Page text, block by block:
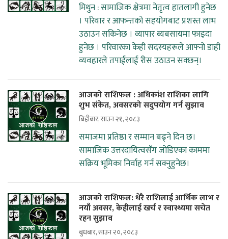
मिथुन : सामाजिक क्षेत्रमा नेतृत्व हातलागी हुनेछ
। परिवार र आफन्तको सहयोगबाट प्रशस्त लाभ
उठाउन सकिनेछ । व्यापार ब्यबसायमा फाइदा
हुनेछ । परिवारका केही सदस्यहरूले आफ्नो डाही
व्यवहारले तपाईंलाई रीस उठाउन सक्छन्।
आजको राशिफल : अधिकांश राशिका लागि
शुभ संकेत, अवसरको सदुपयोग गर्न सुझाव
बिहीबार, साउन २१, २०८३
समाजमा प्रतिष्ठा र सम्मान बढ्ने दिन छ।
सामाजिक उत्तरदायित्वसँग जोडिएका काममा
सक्रिय भूमिका निर्वाह गर्न सक्नुहुनेछ।
आजको राशिफल: धेरै राशिलाई आर्थिक लाभ र
नयाँ अवसर, केहीलाई खर्च र स्वास्थ्यमा सचेत
रहन सुझाव
बुधबार, साउन २०, २०८३